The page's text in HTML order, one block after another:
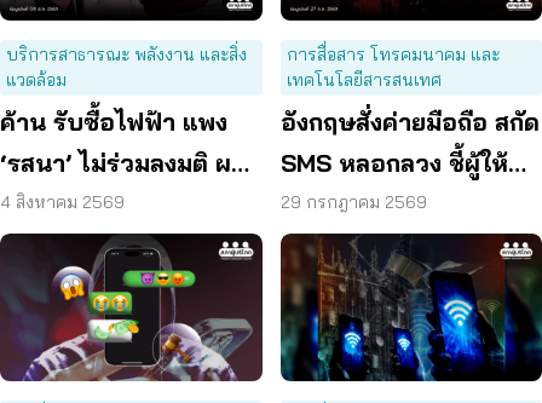
บริการสาธารณะ พลังงาน และสิ่ง
แวดล้อม
ค้าน รับซื้อไฟฟ้า แพง
‘รสนา’ ไม่ร่วมลงมติ ผลัก
ผู้บริโภค “แบก”
4 สิงหาคม 2569
การสื่อสาร โทรคมนาคม และ
เทคโนโลยีสารสนเทศ
อังกฤษสั่งค่ายมือถือ สกัด
SMS หลอกลวง ชี้ผู้ให้
บริการต้องร่วมรับผิด
29 กรกฎาคม 2569